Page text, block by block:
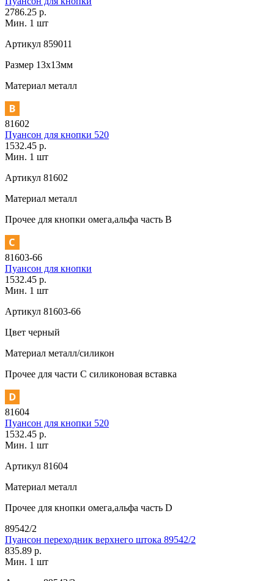
2786.25 р.
Мин. 1 шт
Артикул 859011
Размер 13х13мм
Материал металл
81602
Пуансон для кнопки 520
1532.45 р.
Мин. 1 шт
Артикул 81602
Материал металл
Прочее для кнопки омега,альфа часть В
81603-66
Пуансон для кнопки
1532.45 р.
Мин. 1 шт
Артикул 81603-66
Цвет черный
Материал металл/силикон
Прочее для части C силиконовая вставка
81604
Пуансон для кнопки 520
1532.45 р.
Мин. 1 шт
Артикул 81604
Материал металл
Прочее для кнопки омега,альфа часть D
89542/2
Пуансон переходник верхнего штока 89542/2
835.89 р.
Мин. 1 шт